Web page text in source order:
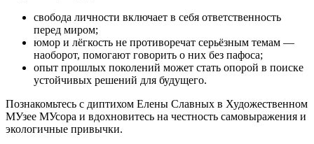
свобода личности включает в себя ответственность
перед миром;
юмор и лёгкость не противоречат серьёзным темам —
наоборот, помогают говорить о них без пафоса;
опыт прошлых поколений может стать опорой в поиске
устойчивых решений для будущего.
Познакомьтесь с диптихом Елены Славных в Художественном
МУзее МУсора и вдохновитесь на честность самовыражения и
экологичные привычки.